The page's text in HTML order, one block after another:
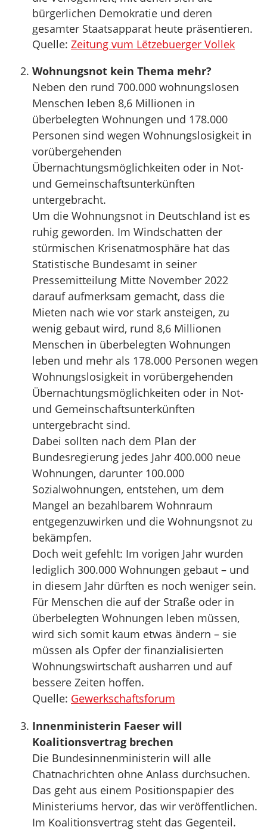
bürgerlichen Demokratie und deren
gesamter Staatsapparat heute präsentieren.
Quelle: Zeitung vum Lëtzebuerger Vollek
Wohnungsnot kein Thema mehr?
Neben den rund 700.000 wohnungslosen
Menschen leben 8,6 Millionen in
überbelegten Wohnungen und 178.000
Personen sind wegen Wohnungslosigkeit in
vorübergehenden
Übernachtungsmöglichkeiten oder in Not-
und Gemeinschaftsunterkünften
untergebracht.
Um die Wohnungsnot in Deutschland ist es
ruhig geworden. Im Windschatten der
stürmischen Krisenatmosphäre hat das
Statistische Bundesamt in seiner
Pressemitteilung Mitte November 2022
darauf aufmerksam gemacht, dass die
Mieten nach wie vor stark ansteigen, zu
wenig gebaut wird, rund 8,6 Millionen
Menschen in überbelegten Wohnungen
leben und mehr als 178.000 Personen wegen
Wohnungslosigkeit in vorübergehenden
Übernachtungsmöglichkeiten oder in Not-
und Gemeinschaftsunterkünften
untergebracht sind.
Dabei sollten nach dem Plan der
Bundesregierung jedes Jahr 400.000 neue
Wohnungen, darunter 100.000
Sozialwohnungen, entstehen, um dem
Mangel an bezahlbarem Wohnraum
entgegenzuwirken und die Wohnungsnot zu
bekämpfen.
Doch weit gefehlt: Im vorigen Jahr wurden
lediglich 300.000 Wohnungen gebaut – und
in diesem Jahr dürften es noch weniger sein.
Für Menschen die auf der Straße oder in
überbelegten Wohnungen leben müssen,
wird sich somit kaum etwas ändern – sie
müssen als Opfer der finanzialisierten
Wohnungswirtschaft ausharren und auf
bessere Zeiten hoffen.
Quelle: Gewerkschaftsforum
Innenministerin Faeser will
Koalitionsvertrag brechen
Die Bundesinnenministerin will alle
Chatnachrichten ohne Anlass durchsuchen.
Das geht aus einem Positionspapier des
Ministeriums hervor, das wir veröffentlichen.
Im Koalitionsvertrag steht das Gegenteil.